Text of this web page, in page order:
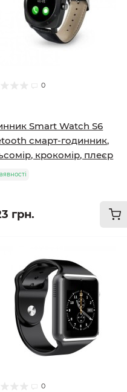
0
Smart Watch S6
смарт-годинник,
крокомір, плеєр
грн.
0